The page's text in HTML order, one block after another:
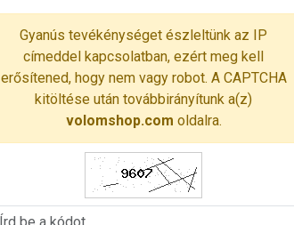
Gyanús tevékénységet észleltünk az IP
címeddel kapcsolatban, ezért meg kell
erősítened, hogy nem vagy robot. A CAPTCHA
kitöltése után továbbirányítunk a(z)
volomshop.com oldalra.